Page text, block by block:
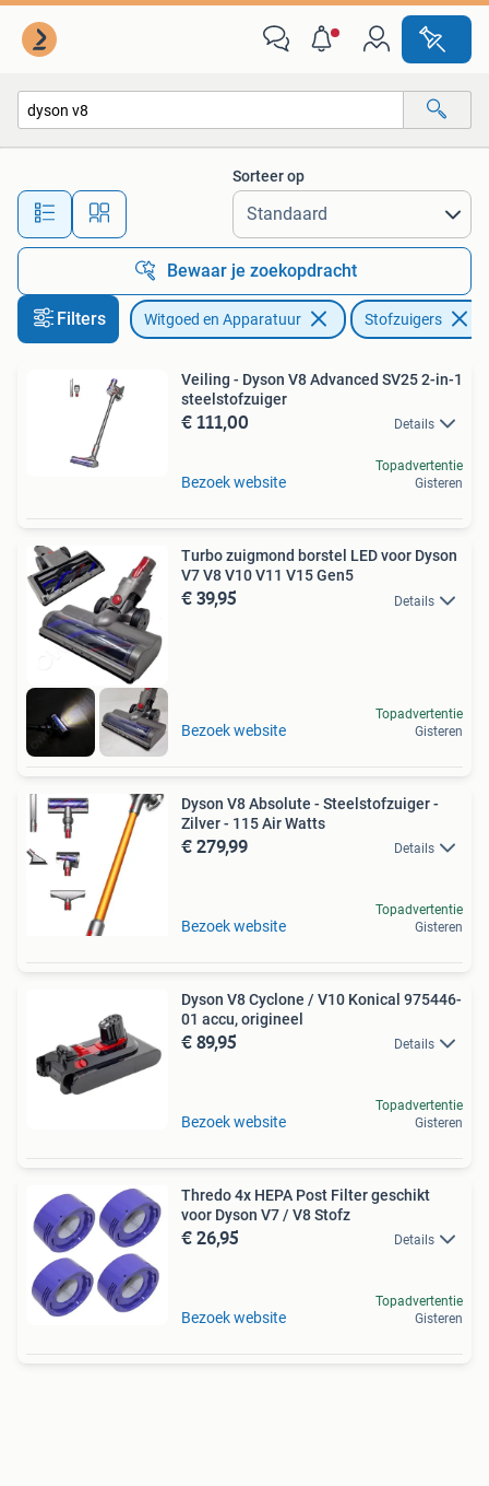
Alle afstanden…
Sorteer op
Bewaar je zoekopdracht
Filters Witgoed en Apparatuur Stofzuigers
Veiling - Dyson V8 Advanced SV25 2-in-1
steelstofzuiger
€ 111,00 Details
Bezoek website
Topadvertentie
Gisteren
Turbo zuigmond borstel LED voor Dyson
V7 V8 V10 V11 V15 Gen5
€ 39,95 Details
Bezoek website
Topadvertentie
Gisteren
Dyson V8 Absolute - Steelstofzuiger -
Zilver - 115 Air Watts
€ 279,99 Details
Bezoek website
Topadvertentie
Gisteren
Dyson V8 Cyclone / V10 Konical 975446-
01 accu, origineel
€ 89,95 Details
Bezoek website
Topadvertentie
Gisteren
Thredo 4x HEPA Post Filter geschikt
voor Dyson V7 / V8 Stofz
€ 26,95 Details
Bezoek website
Topadvertentie
Gisteren